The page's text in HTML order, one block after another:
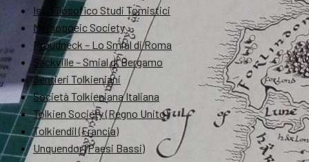
Ist. Filosofico Studi Tomistici
Mythopoeic Society
Proudneck – Lo Smial di Roma
Sackville – Smial di Bergamo
Sentieri Tolkieniani
Società Tolkieniana Italiana
Tolkien Society (Regno Unito)
Tolkiendil (Francia)
Unquendor (Paesi Bassi)